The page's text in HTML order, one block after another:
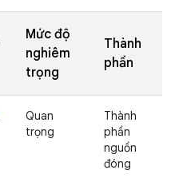
Mức độ
nghiêm
trọng
Thành
phần
Quan
trọng
Thành
phần
nguồn
đóng